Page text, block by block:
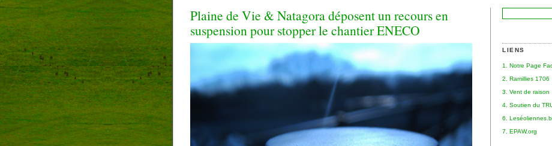
LIENS
1. Notre Page
2. Ramillies 1706
3. Vent de raison
4. Soutien du
6.
7. EPAW.org
Plaine de Vie & Natagora déposent un recours en
suspension pour stopper le chantier ENECO